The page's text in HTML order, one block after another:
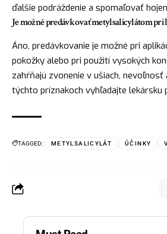
ďalšie podráždenie a spomaľovať
Je možné predávkovať metylsalicylátom
Áno, predávkovanie je možné pri
pokožky alebo pri použití vysokých
zahŕňajú zvonenie v ušiach,
týchto príznakoch vyhľadajte lekársku
TAGGED: METYLSALICYLÁT ÚČINKY